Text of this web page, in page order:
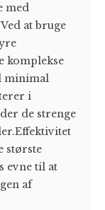
med
at bruge
komplekse
minimal
i
de strenge
største
evne til at
af